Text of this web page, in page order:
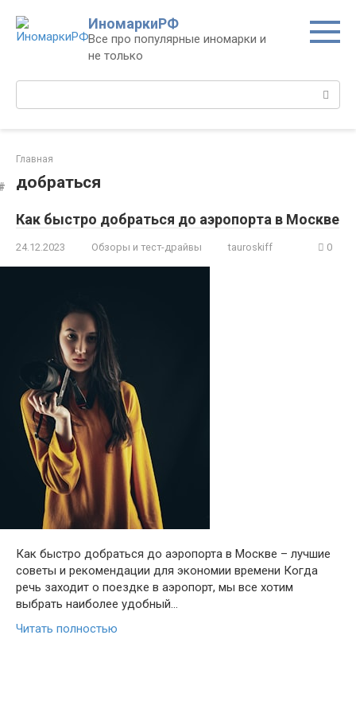
контенту
ИномаркиРФ
Все про популярные иномарки и
не только
Поиск:
Главная
добраться
Как быстро добраться до аэропорта в Москве
24.12.2023 Обзоры и тест-драйвы tauroskiff 0
Как быстро добраться до аэропорта в Москве – лучшие
советы и рекомендации для экономии времени Когда
речь заходит о поездке в аэропорт, мы все хотим
выбрать наиболее удобный…
Читать полностью